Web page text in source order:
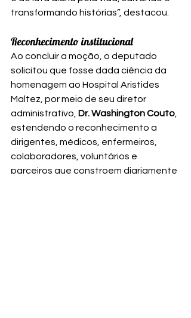
transformando histórias”, destacou.
Reconhecimento institucional
Ao concluir a moção, o deputado
solicitou que fosse dada ciência da
homenagem ao Hospital Aristides
Maltez, por meio de seu diretor
administrativo, Dr. Washington Couto
estendendo o reconhecimento a
dirigentes, médicos, enfermeiros,
colaboradores, voluntários e
parceiros que constroem diariamente